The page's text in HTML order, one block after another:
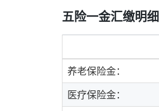
五险一金汇缴明细
养老保险金：
医疗保险金：